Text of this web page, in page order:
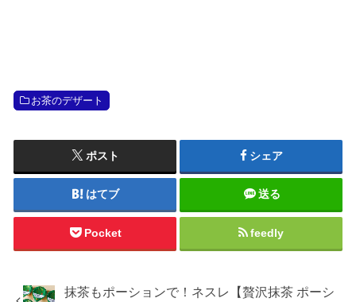
お茶のデザート
ポスト シェア
はてブ 送る
Pocket feedly
抹茶もポーションで！ネスレ【贅沢抹茶 ポーシ